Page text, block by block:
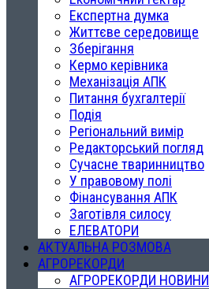
Експертна думка
Життєве середовище
Зберігання
Кермо керівника
Механізація АПК
Питання бухгалтерії
Подія
Регіональний вимір
Редакторський погляд
Сучасне тваринництво
У правовому полі
Фінансування АПК
Заготівля силосу
ЕЛЕВАТОРИ
АКТУАЛЬНА РОЗМОВА
АГРОРЕКОРДИ
АГРОРЕКОРДИ НОВИНИ